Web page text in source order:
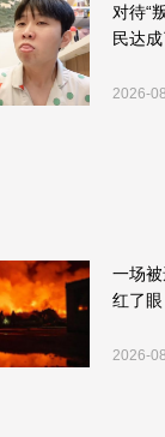
对待“
民达
2026-
一场
红了眼
2026-